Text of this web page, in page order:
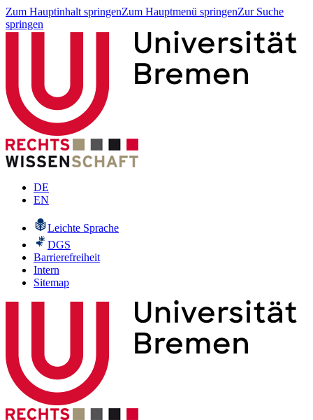
Zum Hauptinhalt springenZum Hauptmenü springenZur Suche
springen
DE
EN
Leichte Sprache
DGS
Barrierefreiheit
Intern
Sitemap